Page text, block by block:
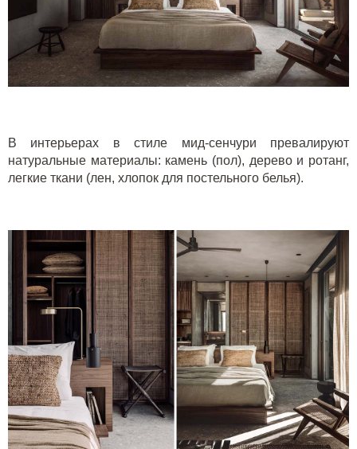
В интерьерах в стиле мид-сенчури превалируют
натуральные материалы: камень (пол), дерево и ротанг,
легкие ткани (лен, хлопок для постельного белья).